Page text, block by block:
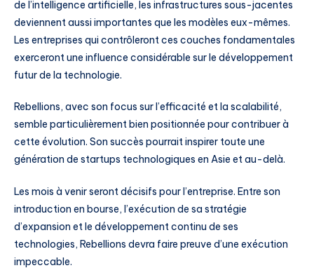
de l’intelligence artificielle, les infrastructures sous-jacentes
deviennent aussi importantes que les modèles eux-mêmes.
Les entreprises qui contrôleront ces couches fondamentales
exerceront une influence considérable sur le développement
futur de la technologie.
Rebellions, avec son focus sur l’efficacité et la scalabilité,
semble particulièrement bien positionnée pour contribuer à
cette évolution. Son succès pourrait inspirer toute une
génération de startups technologiques en Asie et au-delà.
Les mois à venir seront décisifs pour l’entreprise. Entre son
introduction en bourse, l’exécution de sa stratégie
d’expansion et le développement continu de ses
technologies, Rebellions devra faire preuve d’une exécution
impeccable.